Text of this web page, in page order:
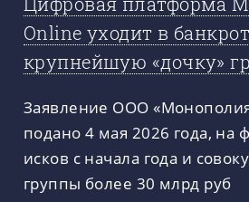
Online уходит в
крупнейшую «дочку»
Заявление ООО
подано 4 мая 2026 года, на
исков с начала года и
группы более 30 млрд руб